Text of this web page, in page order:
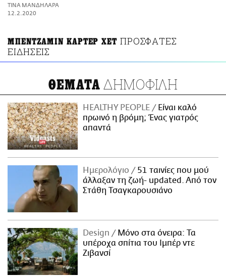
PRINT
ΤΙΝΑ ΜΑΝΔΗΛΑΡΑ
12.2.2020
ΜΠΕΝΤΖΑΜΙΝ ΚΑΡΤΕΡ ΧΕΤ ΠΡΟΣΦΑΤΕΣ
ΕΙΔΗΣΕΙΣ
ΘΕΜΑΤΑ ΔΗΜΟΦΙΛΗ
HEALTHY PEOPLE
Είναι καλό
πρωινό η βρόμη; Ένας γιατρός
απαντά
Ημερολόγιο
51 ταινίες που μού
άλλαξαν τη ζωή- updated. Aπό τον
Στάθη Τσαγκαρουσιάνο
Design
Μόνο στα όνειρα: Τα
υπέροχα σπίτια του Ιμπέρ ντε
Ζιβανσί